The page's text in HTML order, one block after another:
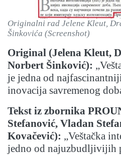
Originalni rad Jelene Kleut,
Šinkovića (Screenshot)
Original (Jelena Kleut,
Norbert Šinković):
je jedna od
inovacija savremenog
Tekst iz zbornika
Stefanović, Vladan
Kovačević): „Veštačka
jedno od najuzbudljivijih